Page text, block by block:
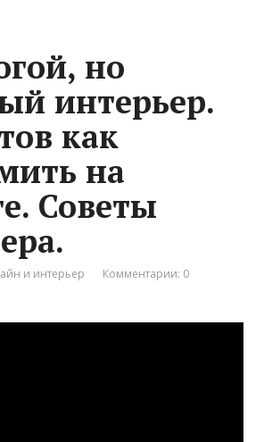
но
интерьер.
как
на
Советы
и интерьер Комментарии: 0